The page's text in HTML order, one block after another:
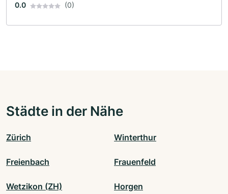
0.0 (0)
Städte in der Nähe
Zürich Winterthur
Freienbach Frauenfeld
Wetzikon (ZH) Horgen